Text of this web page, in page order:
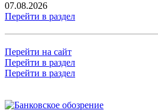
07.08.2026
Перейти в раздел
Перейти на сайт
Перейти в раздел
Перейти в раздел